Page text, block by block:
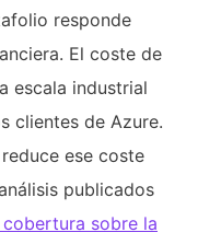
responde
El coste de
escala industrial
clientes de Azure.
ese coste
publicados
sobre la